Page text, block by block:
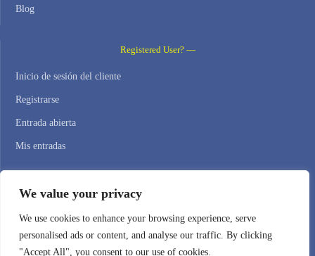
We value your privacy
We use cookies to enhance your browsing experience, serve
personalised ads or content, and analyse our traffic. By clicking
"Accept All", you consent to our use of cookies.
Blog
Registered User? —
Inicio de sesión del cliente
Registrarse
Entrada abierta
Mis entradas
Email: support@webhostingzone.org